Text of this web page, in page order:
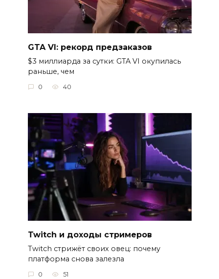
GTA VI: рекорд предзаказов
$3 миллиарда за сутки: GTA VI окупилась
раньше, чем
0 40
Twitch и доходы стримеров
Twitch стрижёт своих овец: почему
платформа снова залезла
0 51